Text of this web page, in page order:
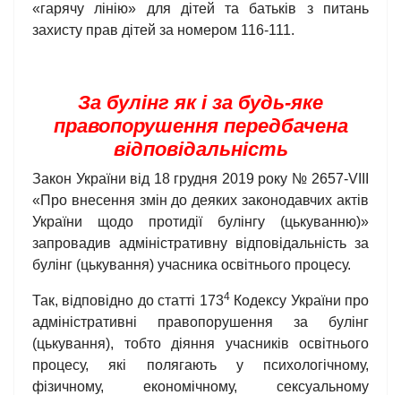
«гарячу лінію» для дітей та батьків з питань
захисту прав дітей за номером 116-111.
За булінг як і за будь-яке
правопорушення передбачена
відповідальність
Закон України від 18 грудня 2019 року № 2657-VIII
«Про внесення змін до деяких законодавчих актів
України щодо протидії булінгу (цькуванню)»
запровадив адміністративну відповідальність за
булінг (цькування) учасника освітнього процесу.
Так, відповідно до статті 1734Кодексу України про
адміністративні правопорушення за булінг
(цькування), тобто діяння учасників освітнього
процесу, які полягають у психологічному,
фізичному, економічному, сексуальному